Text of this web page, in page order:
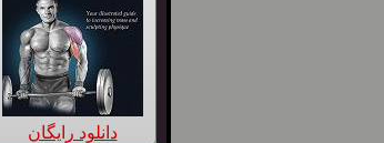
دانلود رایگان